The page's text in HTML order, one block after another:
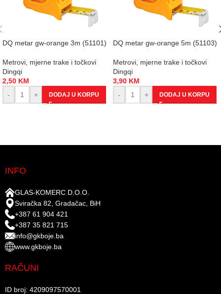
DQ metar gw-orange 3m (51101)
Metrovi, mjerne trake i točkovi
Dingqi
2,50 KM
-
+ DODAJ U KORPU
DQ metar gw-orange 5m (51103)
Metrovi, mjerne trake i točkovi
Dingqi
3,90 KM
-
+ DODAJ U KORPU
INFO
GLAS-KOMERC D.O.O.
Sviračka 82, Gradačac, BiH
+387 61 904 421
+387 35 821 715
info@gkboje.ba
www.gkboje.ba
RAČUNI
ID broj: 4209097570001​